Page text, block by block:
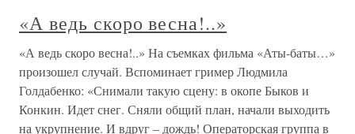
«А ведь скоро весна!..»
«А ведь скоро весна!..» На съемках фильма «Аты-баты…»
произошел случай. Вспоминает гример Людмила
Голдабенко: «Снимали такую сцену: в окопе Быков и
Конкин. Идет снег. Сняли общий план, начали выходить
на укрупнение. И вдруг – дождь! Операторская группа в